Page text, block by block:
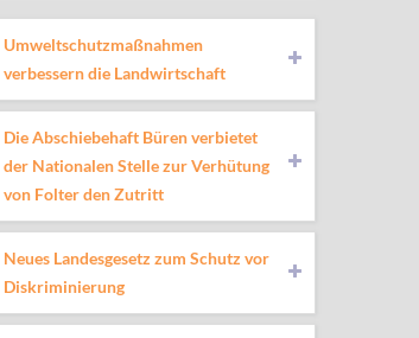
Umweltschutzmaßnahmen
verbessern die Landwirtschaft
Die Abschiebehaft Büren verbietet
der Nationalen Stelle zur Verhütung
von Folter den Zutritt
Neues Landesgesetz zum Schutz vor
Diskriminierung